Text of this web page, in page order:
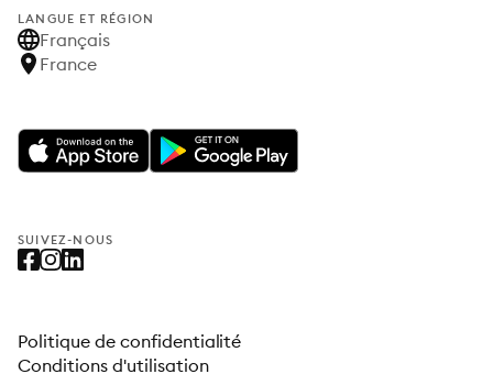
LANGUE ET RÉGION
Français
France
SUIVEZ-NOUS
Politique de confidentialité
Conditions d'utilisation